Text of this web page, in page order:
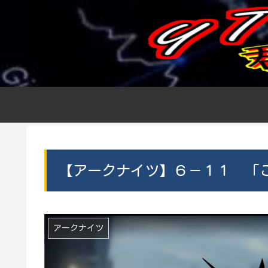
【アークナイツ】６－１１
アークナイツ